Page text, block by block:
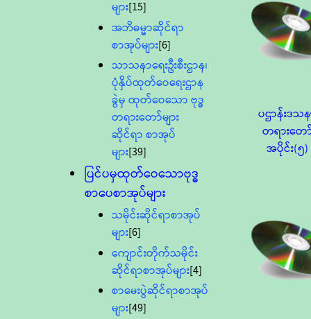
များ[15]
အဘိဓမ္မာဆိုင်ရာ
စာအုပ်များ[6]
သာသနာရေးဦးစီးဌာန၊
ပုံနှိပ်ထုတ်ဝေရေးဌာန
ခွဲမှ ထုတ်ဝေသော ဗုဒ္ဓ
တရားတော်များ
ဆိုင်ရာ စာအုပ်
များ[39]
ပြင်ပမှထုတ်ဝေသောဗုဒ္ဓ
စာပေစာအုပ်များ
သမိုင်းဆိုင်ရာစာအုပ်
များ[6]
ကျောင်းတိုက်သမိုင်း
ဆိုင်ရာစာအုပ်များ[4]
စာမေးပွဲဆိုင်ရာစာအုပ်
များ[49]
ပဌာန်းဒသ
တရားတေ
အပိုင်း(၅)